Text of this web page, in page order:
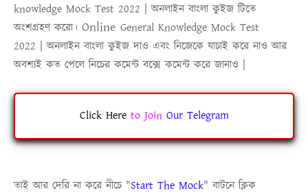
knowledge Mock Test 2022 |অনলাইন বাংলা কুইজটিতে
অংশগ্রহণ করো। Online General Knowledge Mock Test
2022 |অনলাইন বাংলা কুইজ দাও এবং নিজেকে যাচাই করে নাও আর
অবশ্যই কত পেলে নিচের কমেন্ট বক্সে কমেন্ট করে জানাও |
Click HeretoJoinOur Telegram
তাই আর দেরি না করে নীচে"Start The Mock" বাটনে ক্লিক